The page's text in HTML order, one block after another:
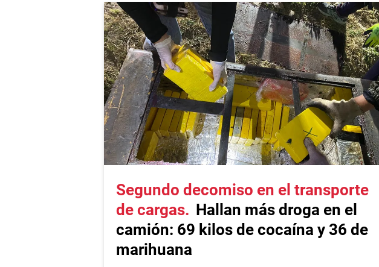
Segundo decomiso en el transporte
de cargas
Hallan más droga en el
camión: 69 kilos de cocaína y 36 de
marihuana